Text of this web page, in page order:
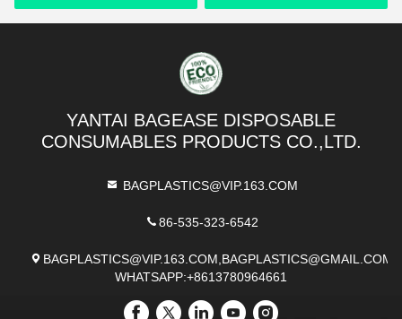
transparente, cajas de
de embalaje de
YANTAI BAGEASE DISPOSABLE
CONSUMABLES PRODUCTS CO.,LTD.
BAGPLASTICS@VIP.163.COM
86-535-323-6542
BAGPLASTICS@VIP.163.COM,BAGPLASTICS@GMAIL.COM
WHATSAPP:+8613780964661